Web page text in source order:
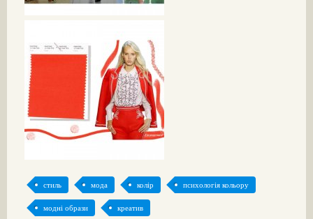
стиль мода колір психологія кольору
модні образи креатив